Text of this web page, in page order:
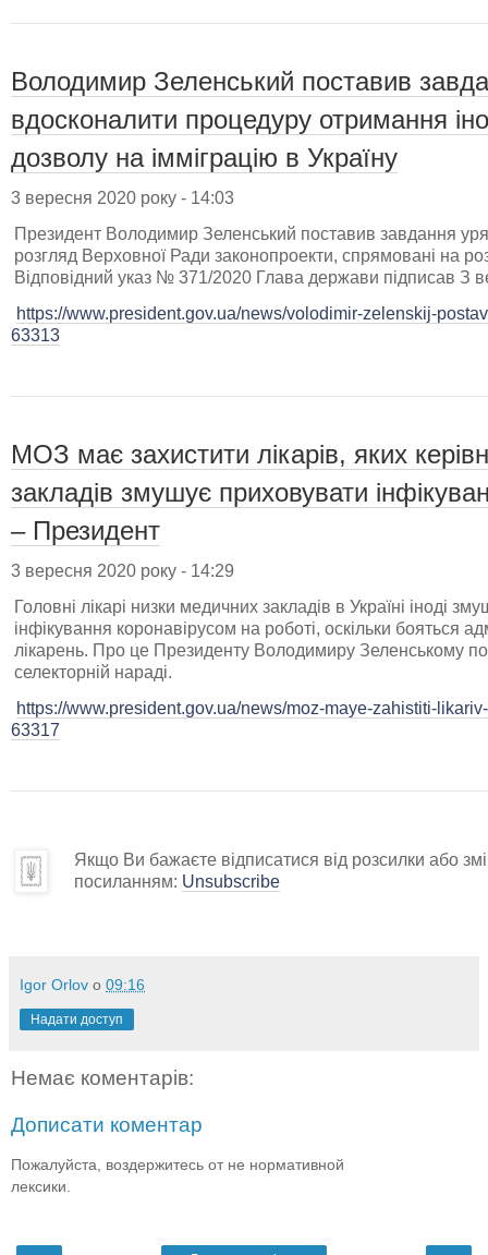
Володимир Зеленський поставив
вдосконалити процедуру отримання
дозволу на імміграцію в Україну
3 вересня 2020 року - 14:03
Президент Володимир Зеленський поставив завдання
розгляд Верховної Ради законопроекти, спрямовані на
Відповідний указ № 371/2020 Глава держави підписав З
https://www.president.gov.ua/news/volodimir-zelenskij-
63313
МОЗ має захистити лікарів, яких
закладів змушує приховувати
– Президент
3 вересня 2020 року - 14:29
Головні лікарі низки медичних закладів в Україні іноді
інфікування коронавірусом на роботі, оскільки бояться
лікарень. Про це Президенту Володимиру Зеленському
селекторній нараді.
https://www.president.gov.ua/news/moz-maye-zahistiti-
63317
Якщо Ви бажаєте відписатися від розсилки або
посиланням: Unsubscribe
Igor Orlov о 09:16
Надати доступ
Немає коментарів:
Дописати коментар
Пожалуйста, воздержитесь от не нормативной
лексики.